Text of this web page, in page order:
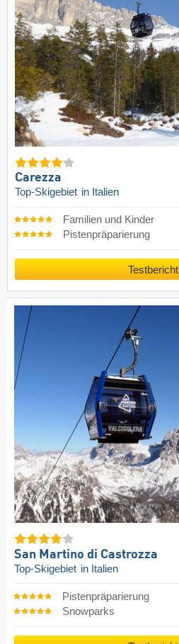
Carezza
Top-Skigebiet in Italien
Familien und Kinder
Pistenpräparierung
Testbericht
San Martino di Castrozza
Top-Skigebiet in Italien
Pistenpräparierung
Snowparks